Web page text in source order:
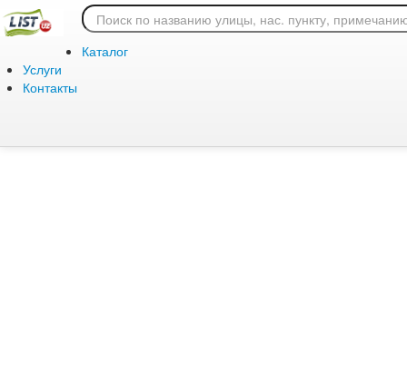
Каталог
Услуги
Контакты
Ошибка 404: страница